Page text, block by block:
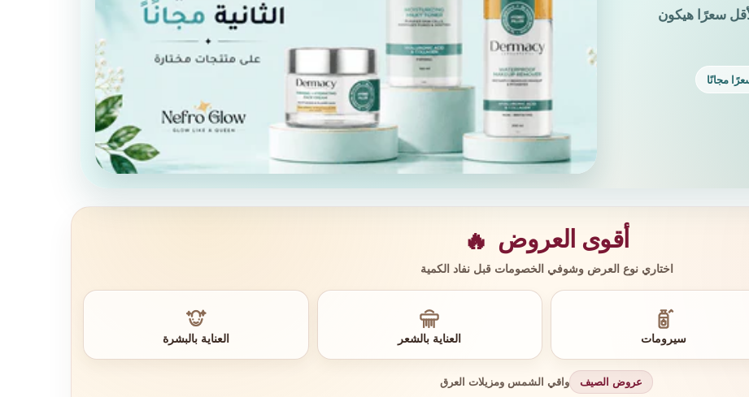
سعرًا هيكون
مجانًا
أقوى العروض 🔥
اختاري نوع العرض وشوفي الخصومات قبل نفاد الكمية
سيرومات العناية بالشعر العناية بالبشرة
عروض الصيف واقي الشمس ومزيلات العرق